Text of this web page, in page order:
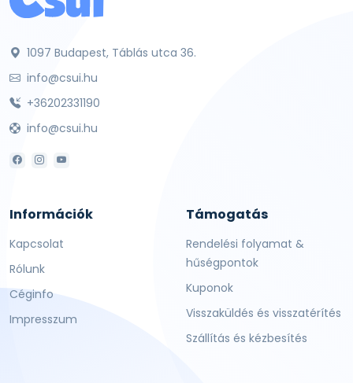
1097 Budapest, Táblás utca 36.
info@csui.hu
+36202331190
info@csui.hu
Információk
Kapcsolat
Rólunk
Céginfo
Impresszum
Támogatás
Rendelési folyamat &
hűségpontok
Kuponok
Visszaküldés és visszatérítés
Szállítás és kézbesítés